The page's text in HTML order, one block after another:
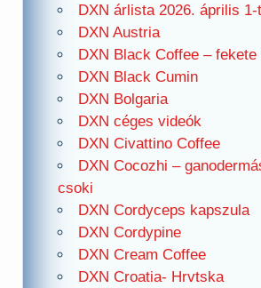
DXN árlista 2026. április 1-
DXN Austria
DXN Black Coffee – fekete
DXN Black Cumin
DXN Bolgaria
DXN céges videók
DXN Civattino Coffee
DXN Cocozhi –
csoki
DXN Cordyceps kapszula
DXN Cordypine
DXN Cream Coffee
DXN Croatia- Hrvtska